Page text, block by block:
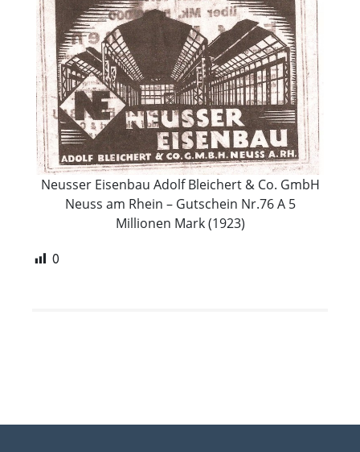
Neusser Eisenbau Adolf Bleichert & Co. GmbH
Neuss am Rhein – Gutschein Nr.76 A 5
Millionen Mark (1923)
0